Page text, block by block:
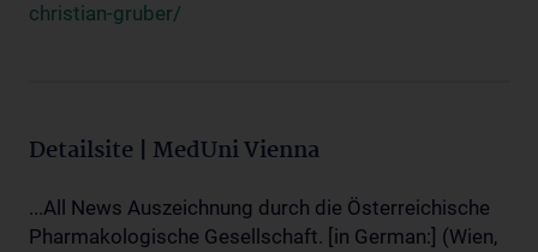
christian-gruber/
Detailsite | MedUni Vienna
...All News Auszeichnung durch die Österreichische
Pharmakologische Gesellschaft. [in German:] (Wien,